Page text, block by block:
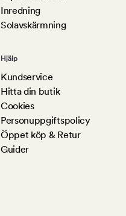
Inredning
Solavskärmning
Hjälp
Kundservice
Hitta din butik
Cookies
Personuppgiftspolicy
Öppet köp & Retur
Guider